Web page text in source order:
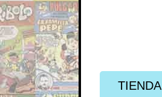
TIENDA